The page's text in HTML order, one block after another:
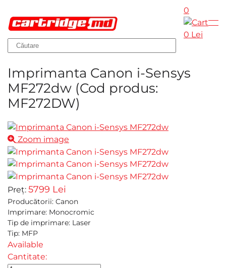
Skip to main content
0
0 Lei
Imprimanta Canon i-Sensys
MF272dw (Cod produs:
MF272DW)
Zoom image
Preț: 5799 Lei
Producătorii: Canon
Imprimare: Monocromic
Tip de imprimare: Laser
Tip: MFP
Available
Cantitate: